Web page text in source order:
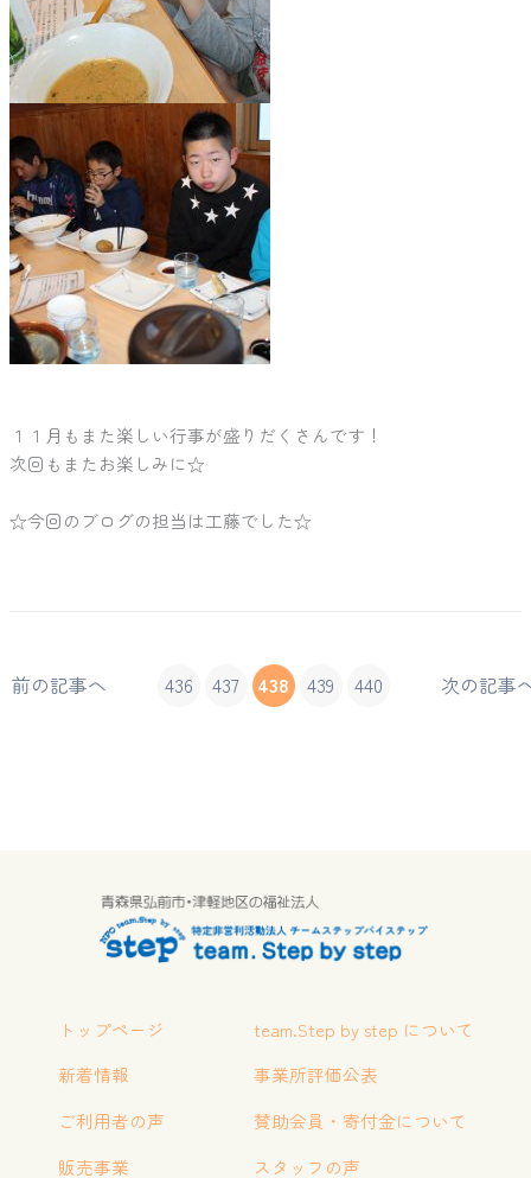
１１月もまた楽しい行事が盛りだくさんです！
次回もまたお楽しみに☆
☆今回のブログの担当は工藤でした☆
前の記事へ 436 437 438 439 440 次の記事
トップページ
新着情報
ご利用者の声
販売事業
team.Step by step について
事業所評価公表
賛助会員・寄付金について
スタッフの声